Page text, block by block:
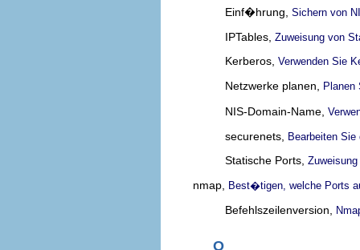
Einf�hrung, Sichern von
IPTables, Zuweisung von
Kerberos, Verwenden Sie
Netzwerke planen,
NIS-Domain-Name,
securenets, Bearbeiten
Statische Ports,
nmap, Best�tigen, welche Ports
Befehlszeilenversion,
O